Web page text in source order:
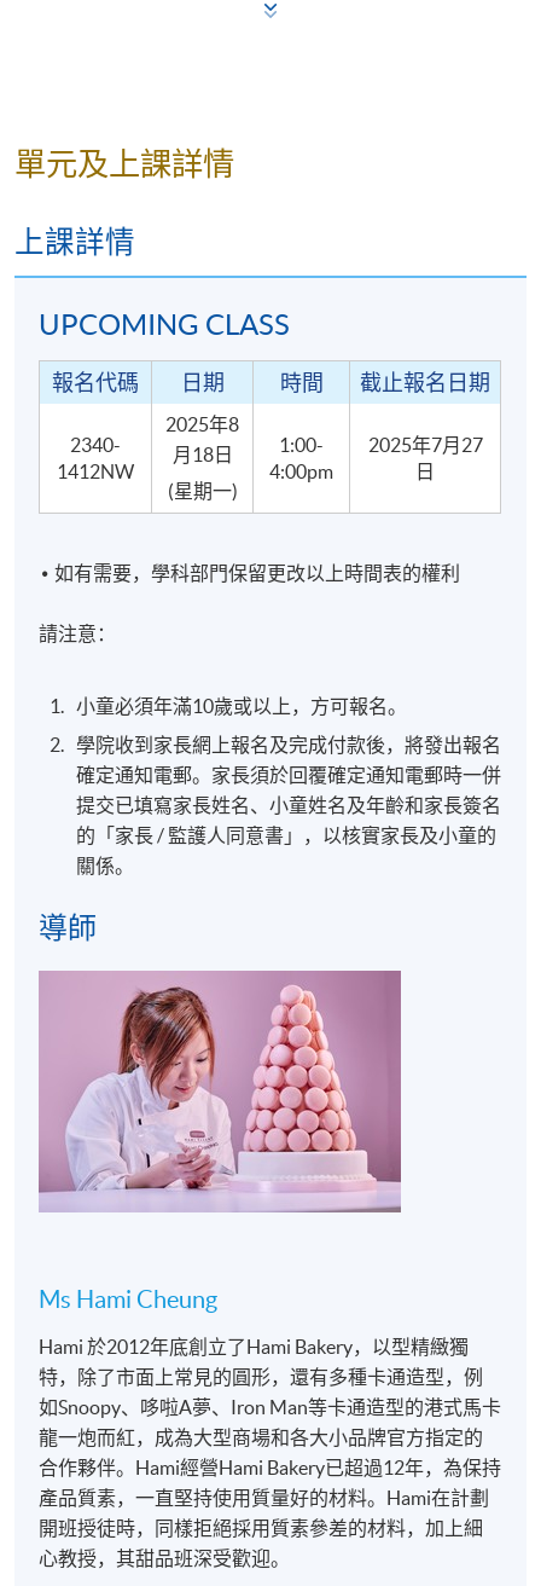
達百份之七十或以上的學生。
開課日期
現時接受報名
港島南分校
NUTRITION AND CULINARY SCIENCE LAB @ 薄扶
林
單元及上課詳情
上課詳情
UPCOMING CLASS
報名代碼 日期 時間 截止報名日期
2340-
1412NW
2025年8
月18日
(星期一)
1:00-
4:00pm
2025年7月27
日
如有需要，學科部門保留更改以上時間表的權利
請注意：
小童必須年滿10歲或以上，方可報名。
學院收到家長網上報名及完成付款後，將發出報名
確定通知電郵。家長須於回覆確定通知電郵時一併
提交已填寫家長姓名、小童姓名及年齡和家長簽名
的「家長 / 監護人同意書」，以核實家長及小童的
關係。
導師
Ms Hami Cheung
Hami 於2012年底創立了Hami Bakery，以型精緻獨
特，除了市面上常見的圓形，還有多種卡通造型，例
如Snoopy、哆啦A夢、Iron Man等卡通造型的港式馬卡
龍一炮而紅，成為大型商場和各大小品牌官方指定的
合作夥伴。Hami經營Hami Bakery已超過12年，為保持
產品質素，一直堅持使用質量好的材料。Hami在計劃
開班授徒時，同樣拒絕採用質素參差的材料，加上細
心教授，其甜品班深受歡迎。